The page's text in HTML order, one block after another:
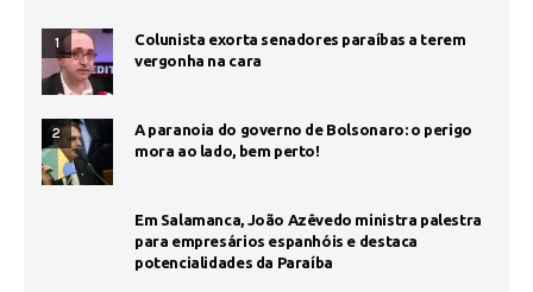
1
Colunista exorta senadores paraíbas a terem
vergonha na cara
2
A paranoia do governo de Bolsonaro: o perigo
mora ao lado, bem perto!
Em Salamanca, João Azêvedo ministra palestra
para empresários espanhóis e destaca
potencialidades da Paraíba